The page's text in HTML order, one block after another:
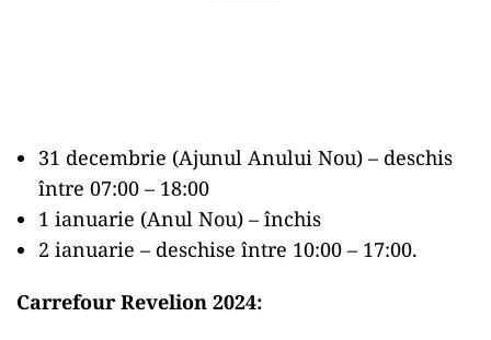
31 decembrie (Ajunul Anului Nou) – deschis
între 07:00 – 18:00
1 ianuarie (Anul Nou) – închis
2 ianuarie – deschise între 10:00 – 17:00.
Carrefour Revelion 2024: